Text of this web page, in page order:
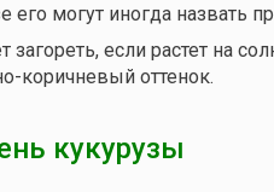
его могут иногда назвать
если растет на
коричневый оттенок.
кукурузы